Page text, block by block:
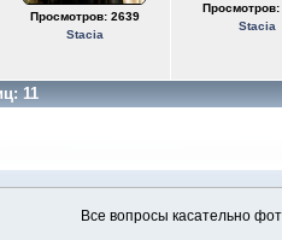
Просмотров: 2639
Stacia
Просмотров:
Stacia
11
Все вопросы касательно